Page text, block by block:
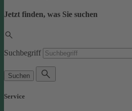
Jetzt finden, was Sie suchen
Suchbegriff
Suchen
Service